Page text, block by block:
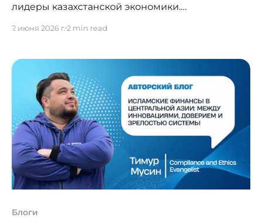
лидеры казахстанской экономики.
серьезного испытания за последние
Казахстане адаптироваться к внешним
геополитическим переменам и внутренней
перестройки налоговой системы определяет,
кто сохранит позиции на рынке, а кто закроет
производство в ближайшие годы. Глобальная
аналитика и
2 июня 2026 г.2 min read
Блоги